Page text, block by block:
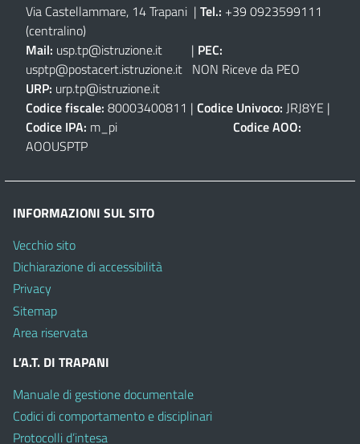
Via Castellammare, 14 Trapani | Tel.: +39 0923599111
(centralino)
Mail: usp.tp@istruzione.it | PEC:
usptp@postacert.istruzione.it NON Riceve da PEO
URP: urp.tp@istruzione.it
Codice fiscale: 80003400811 | Codice Univoco: JRJ8YE |
Codice IPA: m_pi Codice AOO:
AOOUSPTP
INFORMAZIONI SUL SITO
Vecchio sito
Dichiarazione di accessibilità
Privacy
Sitemap
Area riservata
L’A.T. DI TRAPANI
Manuale di gestione documentale
Codici di comportamento e disciplinari
Protocolli d’intesa